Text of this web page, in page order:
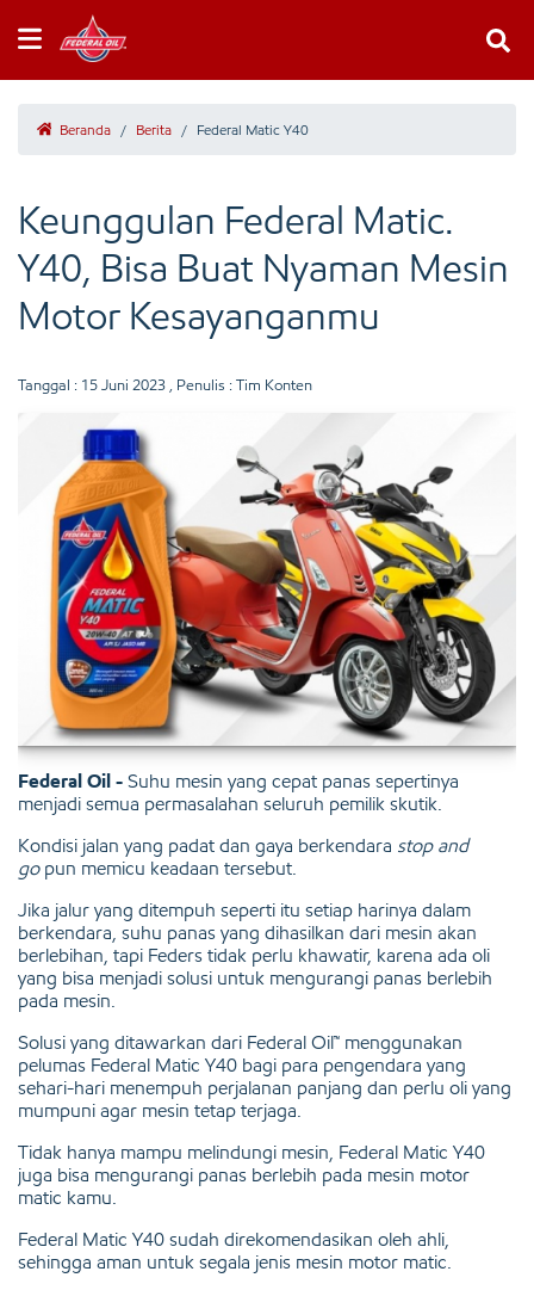
Beranda / Berita / Federal Matic Y40
Keunggulan Federal Matic.
Y40, Bisa Buat Nyaman Mesin
Motor Kesayanganmu
Tanggal : 15 Juni 2023 , Penulis : Tim Konten
Federal Oil - Suhu mesin yang cepat panas sepertinya
menjadi semua permasalahan seluruh pemilik skutik.
Kondisi jalan yang padat dan gaya berkendara stop and
gopun memicu keadaan tersebut.
Jika jalur yang ditempuh seperti itu setiap harinya dalam
berkendara, suhu panas yang dihasilkan dari mesin akan
berlebihan, tapi Feders tidak perlu khawatir, karena ada oli
yang bisa menjadi solusi untuk mengurangi panas berlebih
pada mesin.
Solusi yang ditawarkan dari Federal Oil™ menggunakan
pelumas Federal Matic Y40 bagi para pengendara yang
sehari-hari menempuh perjalanan panjang dan perlu oli yang
mumpuni agar mesin tetap terjaga.
Tidak hanya mampu melindungi mesin, Federal Matic Y40
juga bisa mengurangi panas berlebih pada mesin motor
matic kamu.
Federal Matic Y40 sudah direkomendasikan oleh ahli,
sehingga aman untuk segala jenis mesin motor matic.